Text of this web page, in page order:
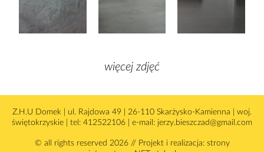
więcej zdjęć
Z.H.U Domek | ul. Rajdowa 49 | 26-110 Skarżysko-Kamienna | woj.
świętokrzyskie | tel: 412522106 | e-mail: jerzy.bieszczad@gmail.com
© all rights reserved 2026 // Projekt i realizacja: strony